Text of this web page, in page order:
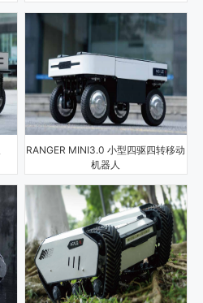
RANGER MINI3.0 小型四驱四转移动
机器人